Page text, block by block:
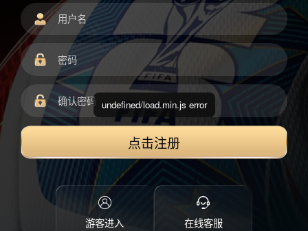
点击注册
游客进入 在线客服
undefined/load.min.js error